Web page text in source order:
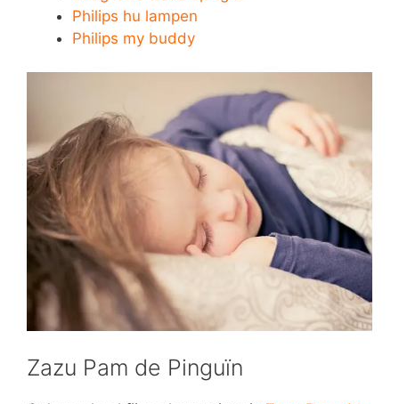
Philips hu lampen
Philips my buddy
Zazu Pam de Pinguïn